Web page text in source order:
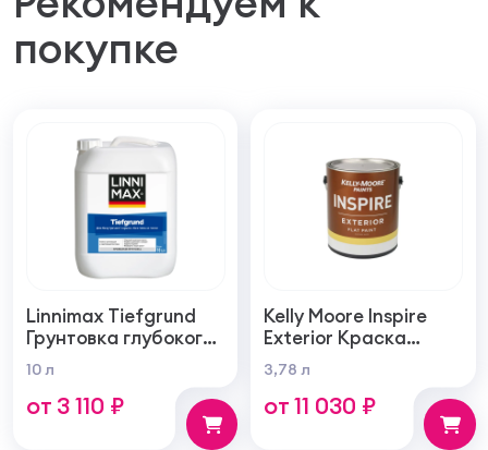
покупке
Linnimax Tiefgrund
Грунтовка глубокого
проникновения для
внутренних и
наружных работ
10 л
от 3 110 ₽
Kelly Moore Inspire
Exterior Краска
фасадная
самогрунтующаяся
суперукрывистая
3,78 л
от 11 030 ₽